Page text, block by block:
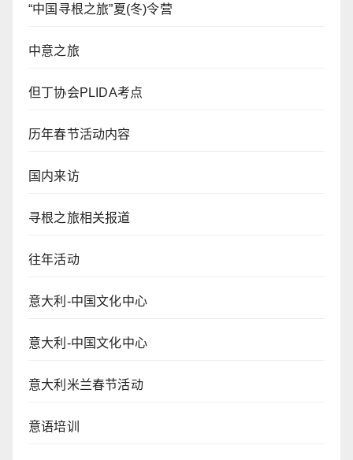
“中国寻根之旅”夏(冬)令营
中意之旅
但丁协会PLIDA考点
历年春节活动内容
国内来访
寻根之旅相关报道
往年活动
意大利-中国文化中心
意大利-中国文化中心
意大利米兰春节活动
意语培训